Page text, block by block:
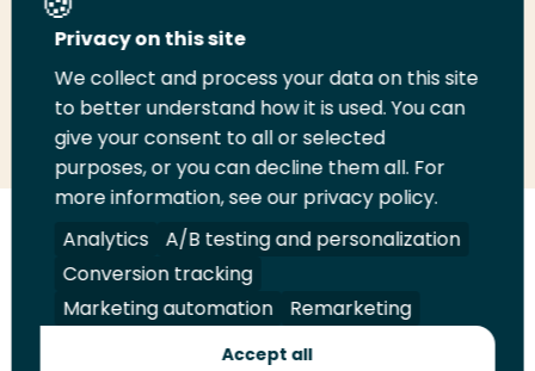
Deel deze pagina
Deel
LinkedIn
Deel
op
Twitter
Deel
op
Facebook
Email
deze
pagina
Print
deze
pagina
Volg
ons
op
LinkedIn
Volg
ons
op
Facebook
Volg
ons
op
YouTube
Volg
ons
op
Instagram
Juridisch Security A-Z Index
Contact
Privacy on this site
We collect and process your data on this site
to better understand how it is used. You can
give your consent to all or selected
purposes, or you can decline them all. For
more information, see our privacy policy.
Analytics
A/B testing and personalization
Conversion tracking
Marketing automation
Remarketing
Accept all